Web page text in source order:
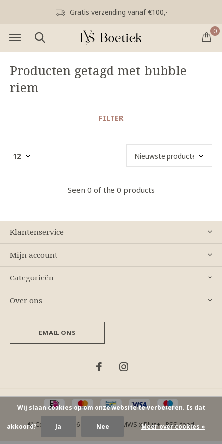
0
Gratis verzending vanaf €100,-
Producten getagd met bubble
riem
FILTER
Seen 0 of the 0 products
Klantenservice
Mijn account
Categorieën
Over ons
EMAIL ONS
© Copyright 2026 - Theme By DMWS xPlus+-RSS-feed
Wij slaan cookies op om onze website te verbeteren. Is dat
akkoord? Ja Nee Meer over cookies »